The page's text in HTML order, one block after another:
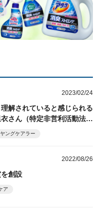
2023/02/24
理解されていると感じられる
さん（特定非営利活動法人
ヤングケアラー
2022/08/26
創設
ア